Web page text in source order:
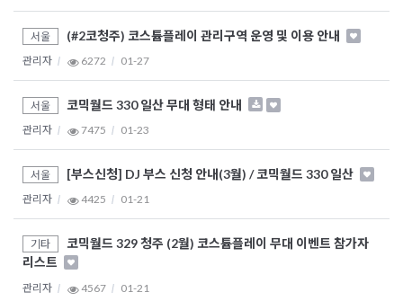
서울 (#2코청주) 코스튬플레이 관리구역 운영 및 이용 안내
관리자 6272 01-27
서울 코믹월드 330 일산 무대 형태 안내
관리자 7475 01-23
서울 [부스신청] DJ 부스 신청 안내(3월) / 코믹월드 330 일산
관리자 4425 01-21
기타
코믹월드 329 청주 (2월) 코스튬플레이 무대 이벤트 참가자
리스트
관리자 4567 01-21